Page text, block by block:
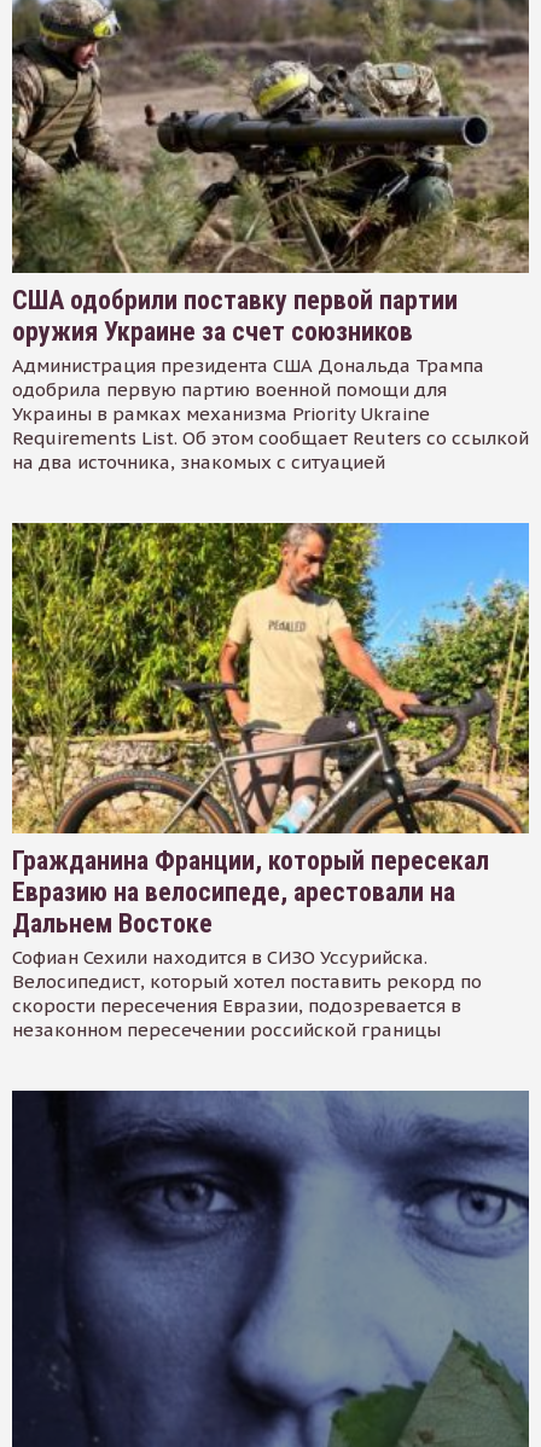
США одобрили поставку первой партии
оружия Украине за счет союзников
Администрация президента США Дональда Трампа
одобрила первую партию военной помощи для
Украины в рамках механизма Priority Ukraine
Requirements List. Об этом сообщает Reuters со ссылкой
на два источника, знакомых с ситуацией
Гражданина Франции, который пересекал
Евразию на велосипеде, арестовали на
Дальнем Востоке
Софиан Сехили находится в СИЗО Уссурийска.
Велосипедист, который хотел поставить рекорд по
скорости пересечения Евразии, подозревается в
незаконном пересечении российской границы